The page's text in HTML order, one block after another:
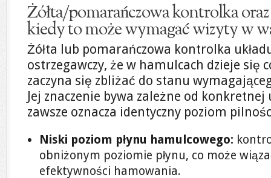
Żółta/pomarańczowa kontrolka
kiedy to może wymagać wizyty w
Żółta lub pomarańczowa kontrolka
ostrzegawczy, że w hamulcach dzieje się
zaczyna się zbliżać do stanu
Jej znaczenie bywa zależne od
zawsze oznacza identyczny poziom
Niski poziom płynu hamulcowego:
obniżonym poziomie płynu, co może
efektywności hamowania.